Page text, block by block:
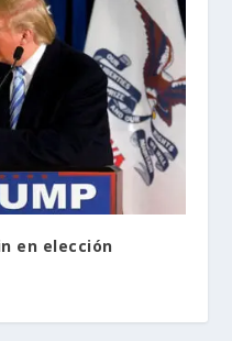
en elección